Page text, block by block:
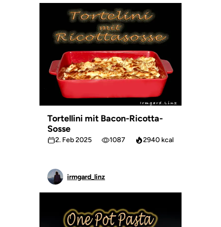
Tortellini mit Bacon-Ricotta-
Sosse
2. Feb 2025 1087 2940 kcal
irmgard_linz